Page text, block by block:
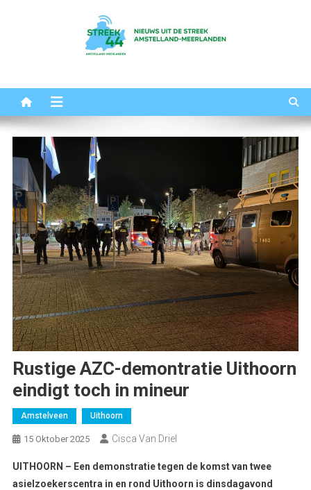
Rustige AZC-demontratie Uithoorn
eindigt toch in mineur
Amstelveen Uithoorn
15 Oktober 2025 Cisca Van Driel
UITHOORN – Een demonstratie tegen de komst van twee
asielzoekerscentra in en rond Uithoorn is dinsdagavond